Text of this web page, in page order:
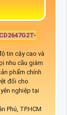
tin cậy cao và
nhu cầu giám
phẩm chính
đối cho
nghiệp tại
Phú, TP.HCM